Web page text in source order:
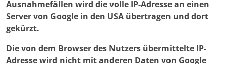
Ausnahmefällen wird die volle IP-Adresse an einen
Server von Google in den USA übertragen und dort
gekürzt.
Die von dem Browser des Nutzers übermittelte IP-
Adresse wird nicht mit anderen Daten von Google